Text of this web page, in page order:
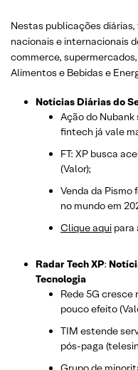
Nestas publicações
nacionais e internacionais
commerce,
Alimentos e Bebidas e
Notícias Diárias do
Ação do Nubank
fintech já vale
FT: XP busca
(Valor);
Venda da
no mundo em
Clique aqui para
Radar Tech XP:
Tecnologia
Rede 5G
pouco efeito
TIM estende
pós-paga